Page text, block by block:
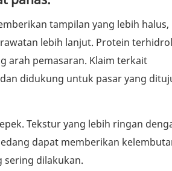
tampilan yang lebih halus,
lebih lanjut. Protein
arah pemasaran. Klaim terkait
didukung untuk pasar yang
Tekstur yang lebih ringan
dapat memberikan
sering dilakukan.